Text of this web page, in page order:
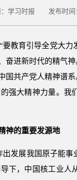
：学习时报 发布时间
教育引导全党大
进新时代的精气
共产党人精神谱
强大精神力量。
神的重要发源地
发展我国原子能
下，中国核工业